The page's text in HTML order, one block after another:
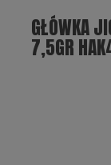
GŁÓWKA
7,5GR